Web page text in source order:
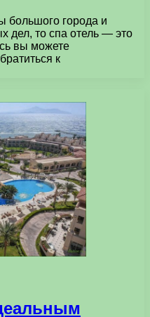
большого города и
дел, то спа отель — это
вы можете
к